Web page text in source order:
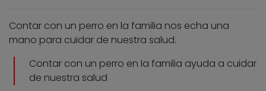
Contar con un perro en la familia nos echa una
mano para cuidar de nuestra salud.
Contar con un perro en la familia ayuda a cuidar
de nuestra salud